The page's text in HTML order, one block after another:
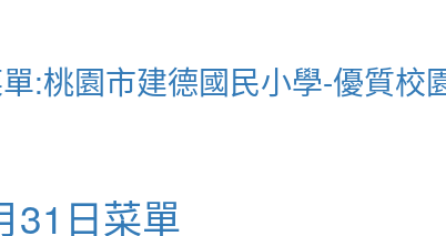
:桃園市建德國民小學-優質校
31日菜單